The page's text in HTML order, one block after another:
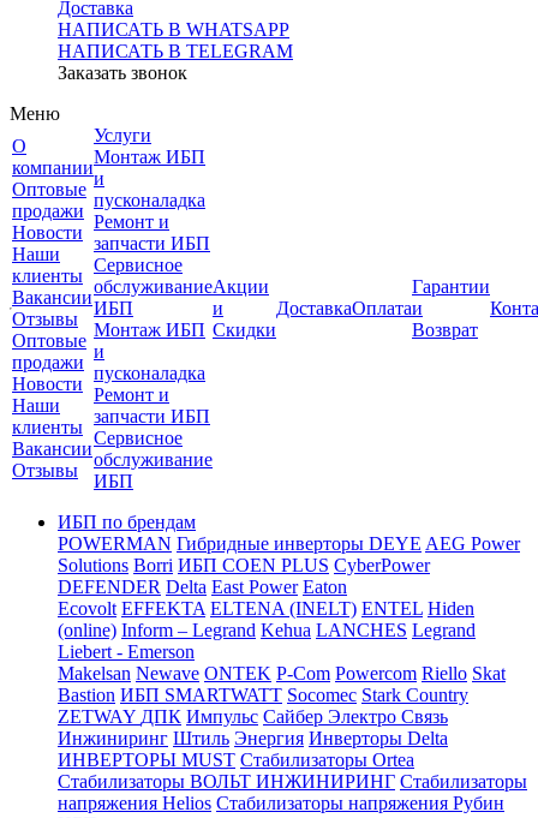
Доставка
НАПИСАТЬ В WHATSAPP
НАПИСАТЬ В TELEGRAM
Заказать звонок
Меню
О
компании
Оптовые
продажи
Новости
Наши
клиенты
Вакансии
Отзывы
Оптовые
продажи
Новости
Наши
клиенты
Вакансии
Отзывы
Услуги
Монтаж ИБП
и
пусконаладка
Ремонт и
запчасти ИБП
Сервисное
обслуживание
ИБП
Монтаж ИБП
и
пусконаладка
Ремонт и
запчасти ИБП
Сервисное
обслуживание
ИБП
Акции
и
Скидки
ДоставкаОплата
Гарантии
и
Возврат
ИБП по брендам
POWERMAN Гибридные инверторы DEYE AEG Power
Solutions Borri ИБП COEN PLUS CyberPower
DEFENDER Delta East Power Eaton
Ecovolt EFFEKTA ELTENA (INELT) ENTEL Hiden
(online) Inform – Legrand Kehua LANCHES Legrand
Liebert - Emerson
Makelsan Newave ONTEK P-Com Powercom Riello Skat
Bastion ИБП SMARTWATT Socomec Stark Country
ZETWAY ДПК Импульс Сайбер Электро Связь
Инжиниринг Штиль Энергия Инверторы Delta
ИНВЕРТОРЫ MUST Стабилизаторы Ortea
Стабилизаторы ВОЛЬТ ИНЖИНИРИНГ Стабилизаторы
напряжения Helios Стабилизаторы напряжения Рубин